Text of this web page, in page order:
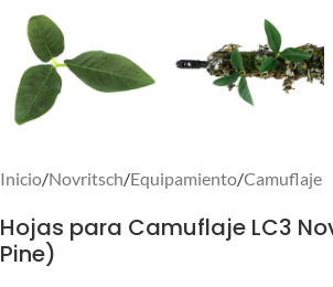
Inicio/Novritsch/Equipamiento/Camuflaje
Hojas para Camuflaje LC3
Pine)